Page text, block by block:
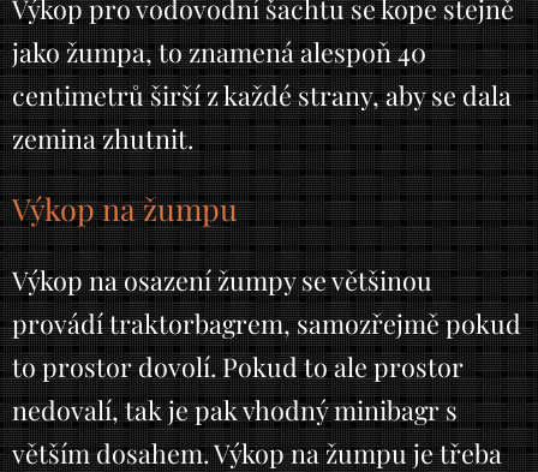
Výkop pro vodovodní šachtu se kope stejně
jako žumpa, to znamená alespoň 40
centimetrů širší z každé strany, aby se dala
zemina zhutnit.
Výkop na žumpu
Výkop na osazení žumpy se většinou
provádí traktorbagrem, samozřejmě pokud
to prostor dovolí. Pokud to ale prostor
nedovalí, tak je pak vhodný minibagr s
větším dosahem. Výkop na žumpu je třeba